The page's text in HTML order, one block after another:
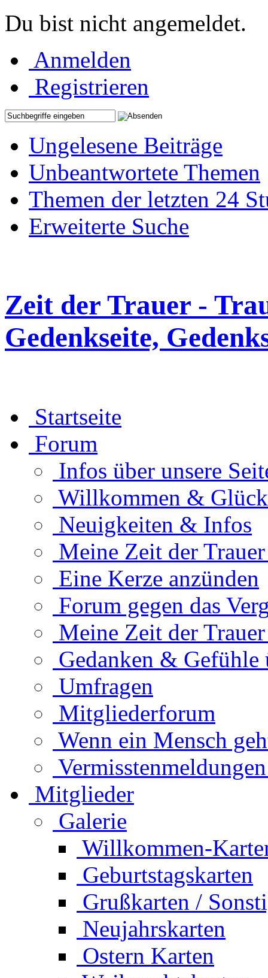
Du bist nicht angemeldet.
Anmelden
Registrieren
Ungelesene Beiträge
Unbeantwortete Themen
Themen der letzten 24
Erweiterte Suche
Zeit der Trauer -
Gedenkseite,
Startseite
Forum
Infos über unsere
Willkommen &
Neuigkeiten & Infos
Meine Zeit der
Eine Kerze anzünden
Forum gegen das
Meine Zeit der
Gedanken & Gefühle
Umfragen
Mitgliederforum
Wenn ein Mensch
Mitglieder
Galerie
Willkommen-
Geburtstagskarten
Grußkarten /
Neujahrskarten
Ostern Karten